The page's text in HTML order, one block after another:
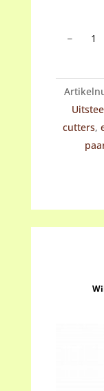
set
Magische
Eenhoorn
aantal
cutters,